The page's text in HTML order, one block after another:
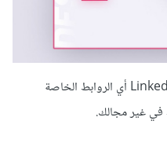
أيضًأ حاول وضع روابط GitHub وLinkedIn أي الروابط الخاصة
غير مجالك.